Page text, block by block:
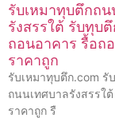
รับเหมาทุบตึกถน
รังสรรใต้ รับทุบ
ถอนอาคาร รื้อถ
ราคาถูก
รับเหมาทุบตึก.com รั
ถนนเทศบาลรังสรรใ
ราคาถูก รื